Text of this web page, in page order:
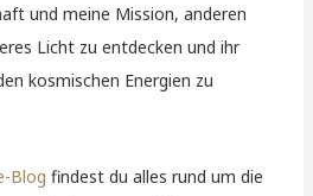
und meine Mission, anderen
Licht zu entdecken und ihr
kosmischen Energien zu
Blog findest du alles rund um die